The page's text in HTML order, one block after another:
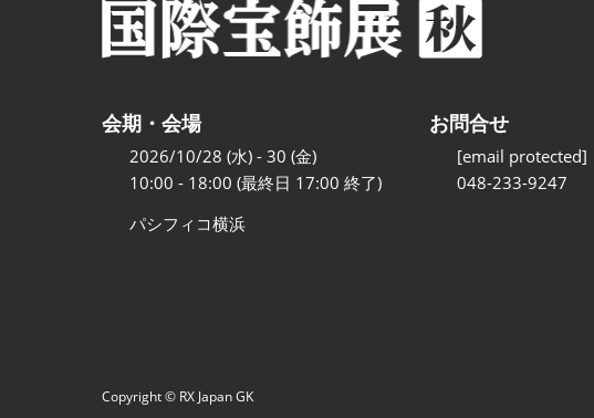
会期・会場
2026/10/28 (水) - 30 (金)
10:00 - 18:00 (最終日 17:00 終了)
パシフィコ横浜
お問合せ
[email protected]
048-233-9247
Copyright © RX Japan GK